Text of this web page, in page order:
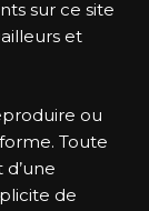
sur ce site
et
ou
Toute
de